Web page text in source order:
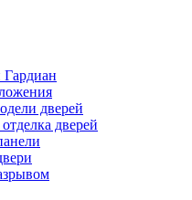
Гардиан
дверей
дверей